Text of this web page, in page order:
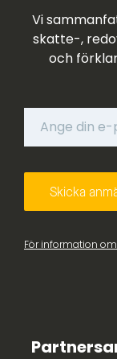
Vi
skatte-,
och
För information